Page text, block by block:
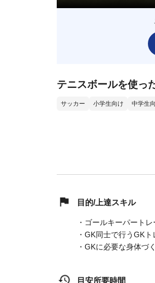
テニスボールを使っ
サッカー 小学生向け 中学生
目的/上達スキル
・ゴールキーパート
・GK同士で行うGK
・GKに必要な身体づ
目安所要時間